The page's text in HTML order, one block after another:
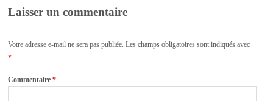
Laisser un commentaire
Votre adresse e-mail ne sera pas publiée. Les champs obligatoires sont indiqués avec
*
Commentaire*